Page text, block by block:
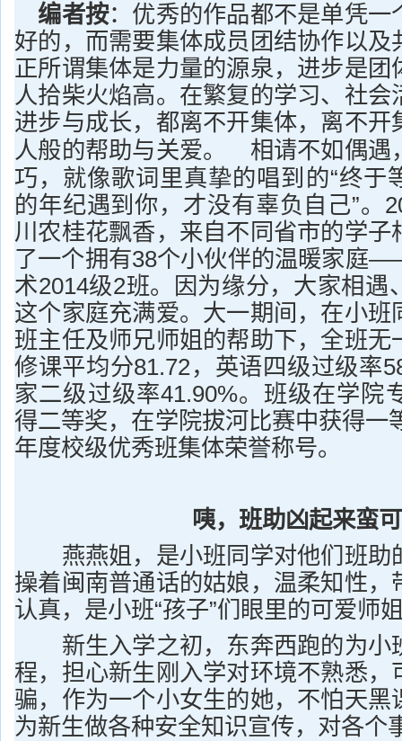
编者按： 优秀的作品都不是单凭一
好的，而需要集体成员团结协作以及
正所谓集体是力量的源泉，进步是团
人拾柴火焰高。在繁复的学习、社会
进步与成长，都离不开集体，离不开
人般的帮助与关爱。
相请不如偶遇
巧，就像歌词里真挚的唱到的“终
的年纪遇到你，才没有辜负自己”。
川农桂花飘香，来自不同省市的学子
了一个拥有38个小伙伴的温暖家庭
术2014级2班。因为缘分，大家相遇
这个家庭充满爱。大一期间，在小班
班主任及师兄师姐的帮助下，全班无
修课平均分81.72，英语四级过级率
家二级过级率41.90%。班级在学院
得二等奖，在学院拔河比赛中获得一
年度校级优秀班集体荣誉称号。
咦，班助凶起来蛮
燕燕姐，是小班同学对他们班助
操着闽南普通话的姑娘，温柔知性，
认真，是小班“孩子”们眼里的可爱师
新生入学之初，东奔西跑的为小
程，担心新生刚入学对环境不熟悉，
骗，作为一个小女生的她，不怕天黑
为新生做各种安全知识宣传，对各个